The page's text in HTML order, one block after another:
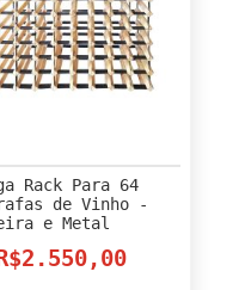
Rack Para 64
de Vinho -
e Metal